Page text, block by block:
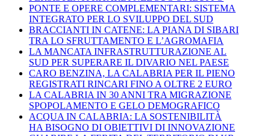
PONTE E OPERE COMPLEMENTARI: SISTEMA
INTEGRATO PER LO SVILUPPO DEL SUD
BRACCIANTI IN CATENE: LA PIANA DI SIBARI
TRA LO SFRUTTAMENTO E L’AGROMAFIA
LA MANCATA INFRASTRUTTURAZIONE AL
SUD PER SUPERARE IL DIVARIO NEL PAESE
CARO BENZINA, LA CALABRIA PER IL PIENO
REGISTRATI RINCARI FINO A OLTRE 2 EURO
LA CALABRIA IN 30 ANNI TRA MIGRAZIONE
SPOPOLAMENTO E GELO DEMOGRAFICO
ACQUA IN CALABRIA: LA SOSTENIBILITÀ
HA BISOGNO DI OBIETTIVI DI INNOVAZIONE